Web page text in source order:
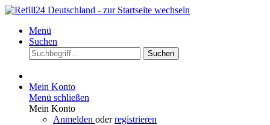
Menü
Suchen
Suchen
Mein Konto
Menü schließen
Mein Konto
Anmelden oderregistrieren